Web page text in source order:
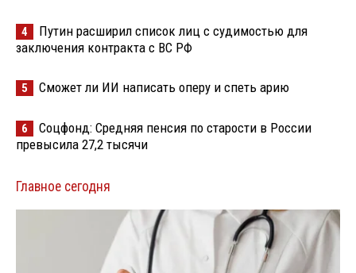
4
Путин расширил список лиц с судимостью для
заключения контракта с ВС РФ
5 Сможет ли ИИ написать оперу и спеть арию
6
Соцфонд: Средняя пенсия по старости в России
превысила 27,2 тысячи
Главное сегодня